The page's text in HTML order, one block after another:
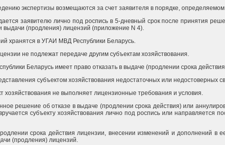
экспертизы возмещаются за счет заявителя в порядке,
заявителю лично под роспись в 5-дневный срок после принятия
выдачи (продления) лицензий (приложение N 4).
хранятся в УГАИ МВД Республики Беларусь.
не подлежат передаче другим субъектам хозяйствования.
Беларусь имеет право отказать в выдаче (продлении срока
субъектом хозяйствования недостаточных или недостоверных
хозяйствования не выполняет лицензионные требования и условия.
решение об отказе в выдаче (продлении срока действия) или
субъекту хозяйствования лично под роспись или направляется
срока действия лицензии, внесении изменений и дополнений в
(продления) лицензий.